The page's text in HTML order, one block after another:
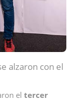
alzaron con el
el tercer